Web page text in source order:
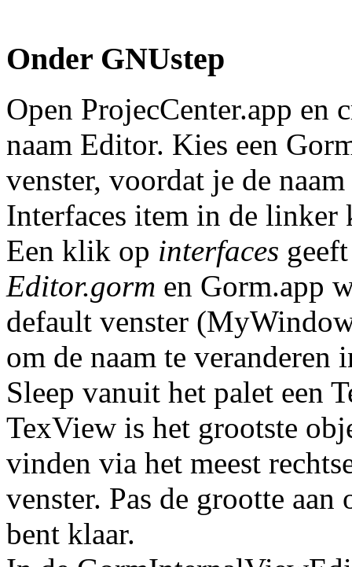
Onder GNUstep
Open ProjecCenter.app en
naam Editor. Kies een
venster, voordat je de
Interfaces item in de linker
Een klik op interfaces
Editor.gorm en Gorm.app
default venster
om de naam te veranderen
Sleep vanuit het palet een
TexView is het grootste
vinden via het meest
venster. Pas de grootte
bent klaar.